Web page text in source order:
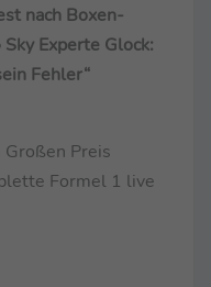
nach Boxen-
Experte Glock:
Fehler“
Preis
Formel 1 live